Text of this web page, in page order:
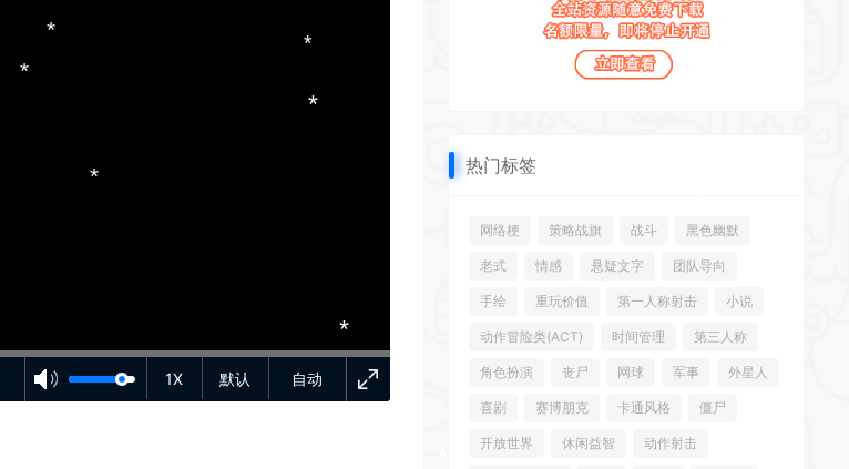
自动
1X 默认
热门标签
网络梗 策略战旗 战斗 黑色幽默
老式 情感 悬疑文字 团队导向
手绘 重玩价值 第一人称射击 小说
动作冒险类(ACT) 时间管理 第三人称
角色扮演 丧尸 网球 军事 外星人
喜剧 赛博朋克 卡通风格 僵尸
开放世界 休闲益智 动作射击
*
*